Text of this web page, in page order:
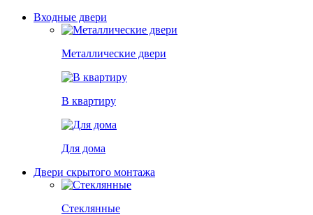
Входные двери
Металлические двери
В квартиру
Для дома
Двери скрытого монтажа
Стеклянные